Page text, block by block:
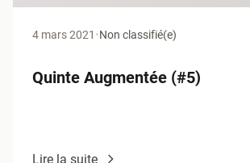
4 mars 2021 •Non classifié(e)
Quinte Augmentée (#5)
Lire la suite